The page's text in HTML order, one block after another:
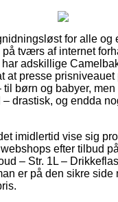
for alle og
tværs af internet
adskillige
at presse
børn og babyer, men
drastisk, og endda
imidlertid vise sig
efter tilbud
– Str. 1L –
er på den sikre side